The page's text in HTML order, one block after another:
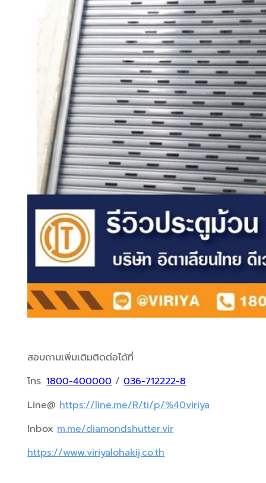
สอบถามเพิ่มเติมติดต่อได้ที่
โทร. 1800-400000 / 036-712222-8
Line@ https://line.me/R/ti/p/%40viriya
Inbox m.me/diamondshutter.vir
https://www.viriyalohakij.co.th